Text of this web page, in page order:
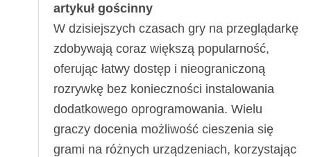
artykuł gościnny
W dzisiejszych czasach gry na przeglądarkę
zdobywają coraz większą popularność,
oferując łatwy dostęp i nieograniczoną
rozrywkę bez konieczności instalowania
dodatkowego oprogramowania. Wielu
graczy docenia możliwość cieszenia się
grami na różnych urządzeniach, korzystając